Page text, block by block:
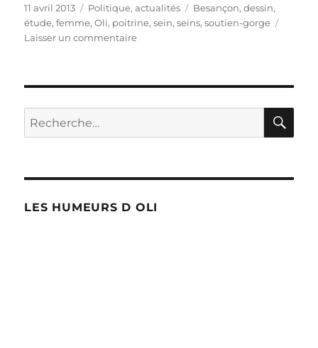
Publié
le
11 avril 2013 Catégories
Politique, actualités Étiquettes
Besançon,dessin,
étude,femme,Oli, poitrine,sein,seins,soutien-gorge
Laisser un commentairesur
inutile
Recherche
pour :
LES HUMEURS D OLI